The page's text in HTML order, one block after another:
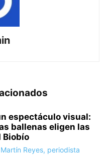
espectáculo visual:
ballenas eligen las
Biobío
Reyes, periodista